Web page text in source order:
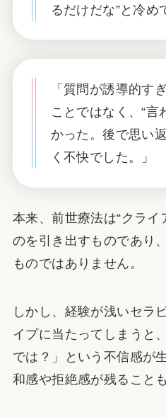
るだけだな”と冷め
「質問が誘導的す
ことではなく、“言
かった。後で思い
く不快でした。」
本来、前世療法は“クライ
のを引き出すものであり
ものではありません。
しかし、経験が浅いセラ
イプに当たってしまうと
では？」という不信感が
和感や拒絶感が残ること